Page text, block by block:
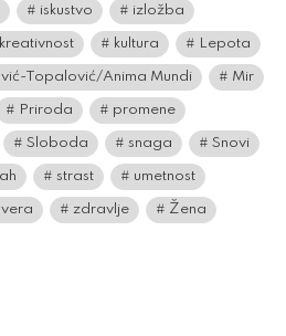
iskustvo izložba
kreativnost kultura Lepota
Topalović/Anima Mundi Mir
Priroda promene
Sloboda snaga Snovi
strast umetnost
vera zdravlje Žena